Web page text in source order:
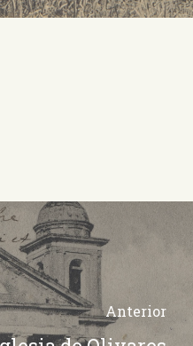
Anterior